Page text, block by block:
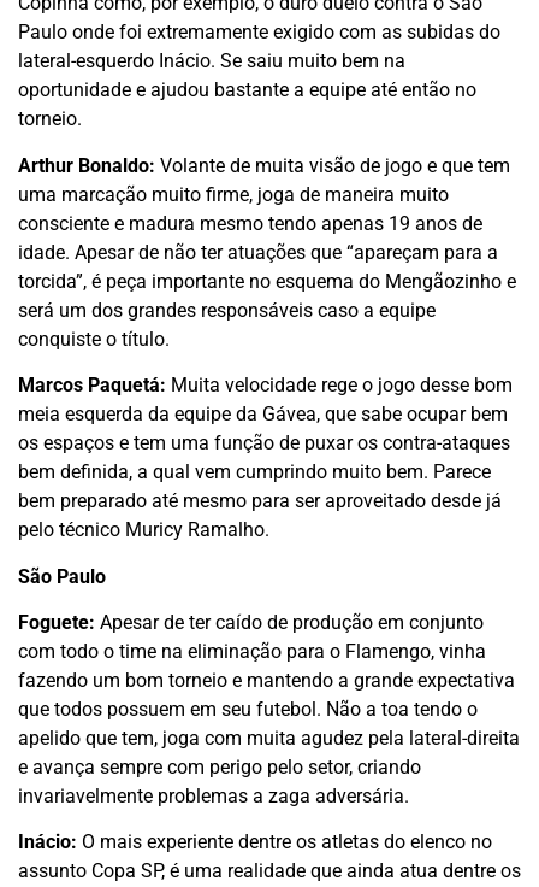
Paulo onde foi extremamente exigido com as subidas do
lateral-esquerdo Inácio. Se saiu muito bem na
oportunidade e ajudou bastante a equipe até então no
torneio.
Arthur Bonaldo: Volante de muita visão de jogo e que tem
uma marcação muito firme, joga de maneira muito
consciente e madura mesmo tendo apenas 19 anos de
idade. Apesar de não ter atuações que “apareçam para a
torcida”, é peça importante no esquema do Mengãozinho e
será um dos grandes responsáveis caso a equipe
conquiste o título.
Marcos Paquetá: Muita velocidade rege o jogo desse bom
meia esquerda da equipe da Gávea, que sabe ocupar bem
os espaços e tem uma função de puxar os contra-ataques
bem definida, a qual vem cumprindo muito bem. Parece
bem preparado até mesmo para ser aproveitado desde já
pelo técnico Muricy Ramalho.
São Paulo
Foguete: Apesar de ter caído de produção em conjunto
com todo o time na eliminação para o Flamengo, vinha
fazendo um bom torneio e mantendo a grande expectativa
que todos possuem em seu futebol. Não a toa tendo o
apelido que tem, joga com muita agudez pela lateral-direita
e avança sempre com perigo pelo setor, criando
invariavelmente problemas a zaga adversária.
Inácio: O mais experiente dentre os atletas do elenco no
assunto Copa SP, é uma realidade que ainda atua dentre os